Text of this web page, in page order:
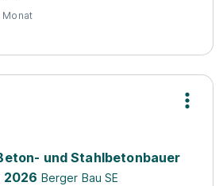
Monat
und Stahlbetonbauer
2026 Berger Bau SE